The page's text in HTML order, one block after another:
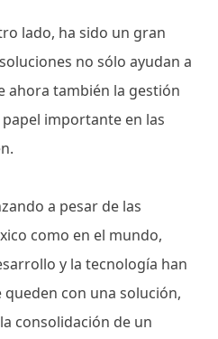
lado, ha sido un gran
no sólo ayudan a
ahora también la gestión
importante en las
a pesar de las
como en el mundo,
y la tecnología han
con una solución,
consolidación de un